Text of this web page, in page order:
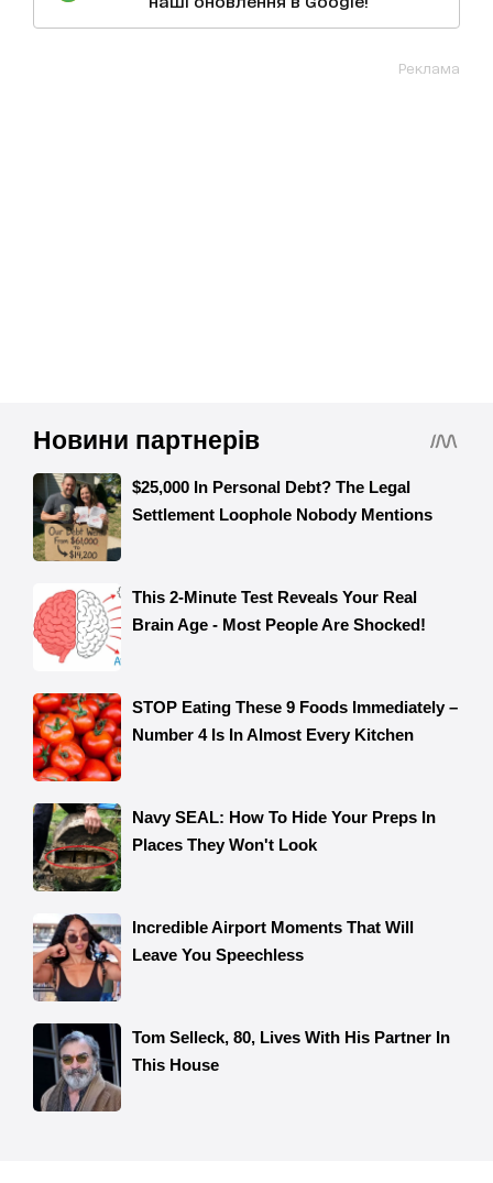
Реклама